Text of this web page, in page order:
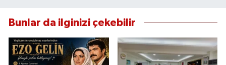
Bunlar da ilginizi çekebilir